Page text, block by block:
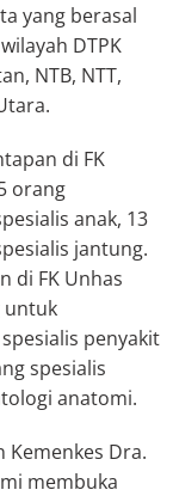
yang berasal
DTPK
NTB, NTT,
di FK
orang
anak, 13
jantung.
di FK Unhas
untuk
penyakit
spesialis
anatomi.
Kemenkes Dra.
membuka